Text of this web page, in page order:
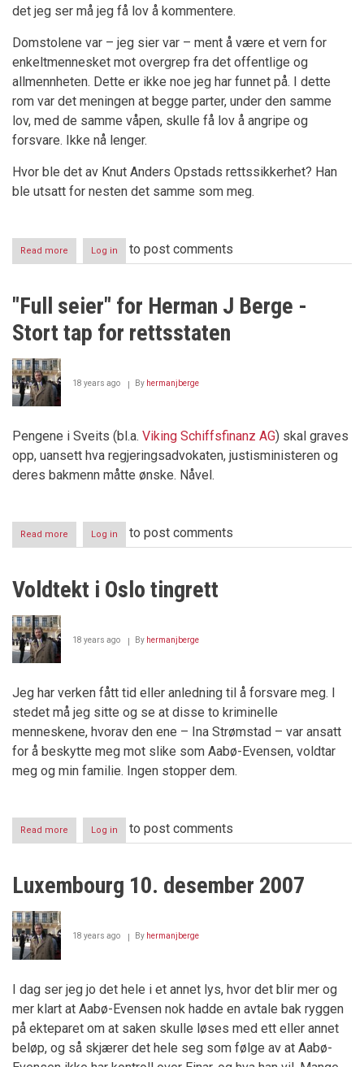
det jeg ser må jeg få lov å kommentere.
Domstolene var – jeg sier var – ment å være et vern for
enkeltmennesket mot overgrep fra det offentlige og
allmennheten. Dette er ikke noe jeg har funnet på. I dette
rom var det meningen at begge parter, under den samme
lov, med de samme våpen, skulle få lov å angripe og
forsvare. Ikke nå lenger.
Hvor ble det av Knut Anders Opstads rettssikkerhet? Han
ble utsatt for nesten det samme som meg.
Read more about
Terra-
ny
Log in to post comments
"Full seier" for Herman J Berge -
Stort tap for rettsstaten
18 years ago By hermanjberge
Pengene i Sveits (bl.a. Viking Schiffsfinanz AG) skal graves
opp, uansett hva regjeringsadvokaten, justisministeren og
deres bakmenn måtte ønske. Nåvel.
Read more about
"Full
Herman
Stort
rettsstaten
Log in to post comments
Voldtekt i Oslo tingrett
18 years ago By hermanjberge
Jeg har verken fått tid eller anledning til å forsvare meg. I
stedet må jeg sitte og se at disse to kriminelle
menneskene, hvorav den ene – Ina Strømstad – var ansatt
for å beskytte meg mot slike som Aabø-Evensen, voldtar
meg og min familie. Ingen stopper dem.
Read more
Voldtekt
tingrett
Log in to post comments
Luxembourg 10. desember 2007
18 years ago By hermanjberge
I dag ser jeg jo det hele i et annet lys, hvor det blir mer og
mer klart at Aabø-Evensen nok hadde en avtale bak ryggen
på ekteparet om at saken skulle løses med ett eller annet
beløp, og så skjærer det hele seg som følge av at Aabø-